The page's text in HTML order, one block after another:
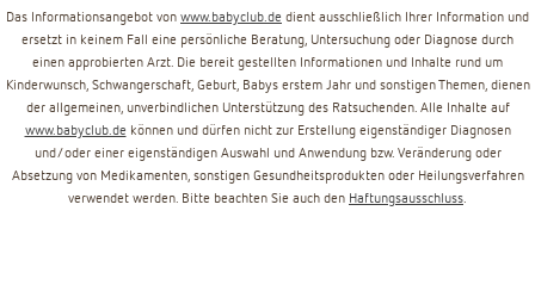
Das Informationsangebot von www.babyclub.de dient ausschließlich Ihrer Information und
ersetzt in keinem Fall eine persönliche Beratung, Untersuchung oder Diagnose durch
einen approbierten Arzt. Die bereit gestellten Informationen und Inhalte rund um
Kinderwunsch, Schwangerschaft, Geburt, Babys erstem Jahr und sonstigen Themen, dienen
der allgemeinen, unverbindlichen Unterstützung des Ratsuchenden. Alle Inhalte auf
www.babyclub.de können und dürfen nicht zur Erstellung eigenständiger Diagnosen
und/oder einer eigenständigen Auswahl und Anwendung bzw. Veränderung oder
Absetzung von Medikamenten, sonstigen Gesundheitsprodukten oder Heilungsverfahren
verwendet werden. Bitte beachten Sie auch den Haftungsausschluss.